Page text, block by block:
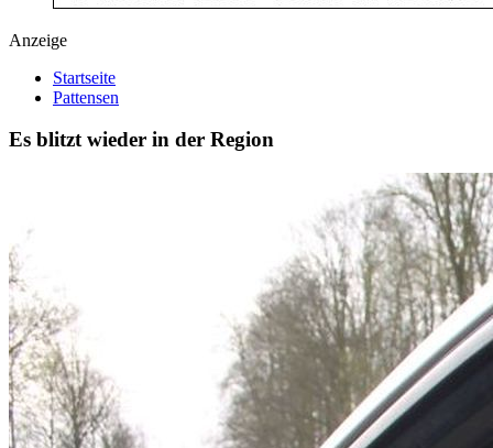
Anzeige
Startseite
Pattensen
Es blitzt wieder in der Region